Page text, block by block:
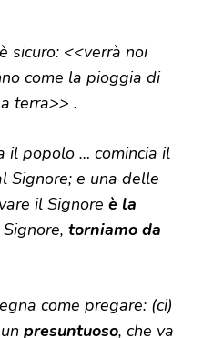
sicuro: <<verrà noi
come la pioggia di
terra>> .
il popolo … comincia il
Signore; e una delle
il Signore è la
torniamo da
come pregare: (ci)
presuntuoso, che va